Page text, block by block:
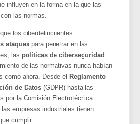
influyen en la forma en la que las
las normas.
los ciberdelincuentes
ataques para penetrar en las
las políticas de ciberseguridad
de las normativas nunca habían
como ahora. Desde el Reglamento
de Datos (GDPR) hasta las
por la Comisión Electrotécnica
empresas industriales tienen
cumplir.